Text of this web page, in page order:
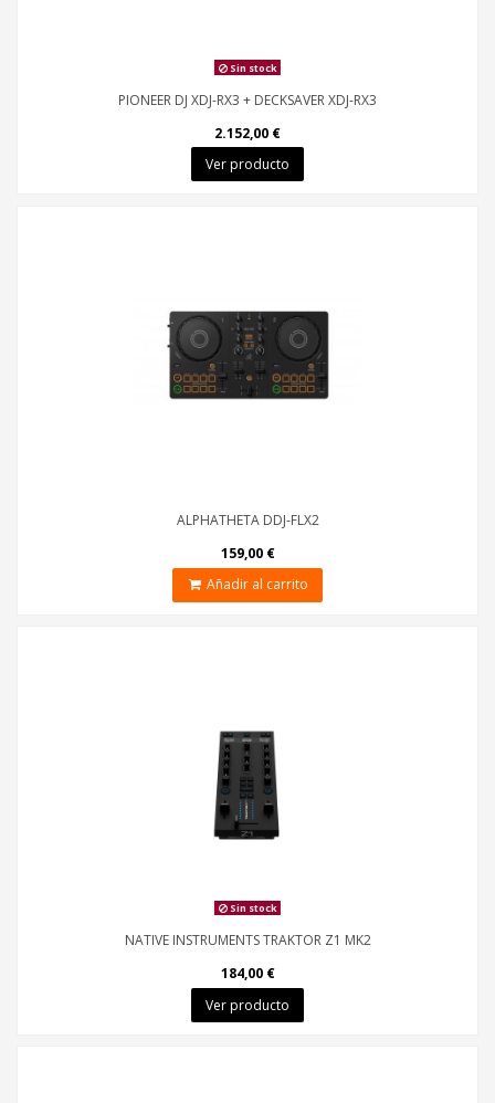
Sin stock
PIONEER DJ XDJ-RX3 + DECKSAVER XDJ-RX3
2.152,00 €
Ver producto
ALPHATHETA DDJ-FLX2
159,00 €
Añadir al carrito
Sin stock
NATIVE INSTRUMENTS TRAKTOR Z1 MK2
184,00 €
Ver producto